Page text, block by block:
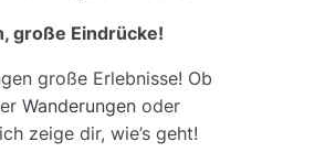
große Eindrücke!
große Erlebnisse! Ob
Wanderungen oder
zeige dir, wie’s geht!